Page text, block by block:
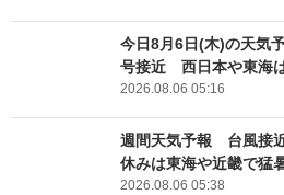
今日8月6日(木)の天気
号接近 西日本や東海
2026.08.06 05:16
週間天気予報 台風接
休みは東海や近畿で猛
2026.08.06 05:38